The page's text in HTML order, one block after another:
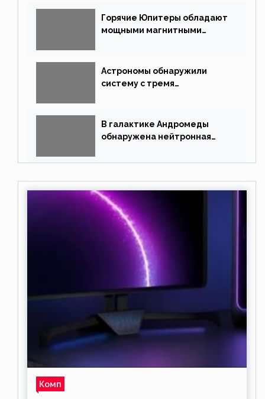
Горячие Юпитеры обладают
мощными магнитными
Астрономы обнаружили
систему с тремя
В галактике Андромеды
обнаружена нейтронная
Комп